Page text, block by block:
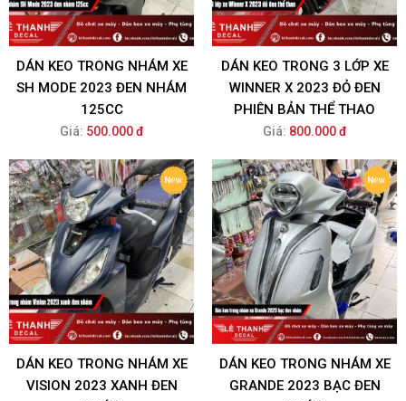
DÁN KEO TRONG NHÁM XE
SH MODE 2023 ĐEN NHÁM
125CC
Giá: 500.000 đ
DÁN KEO TRONG 3 LỚP XE
WINNER X 2023 ĐỎ ĐEN
PHIÊN BẢN THỂ THAO
Giá: 800.000 đ
DÁN KEO TRONG NHÁM XE
VISION 2023 XANH ĐEN
DÁN KEO TRONG NHÁM XE
GRANDE 2023 BẠC ĐEN